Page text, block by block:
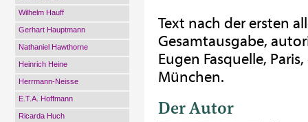
Wilhelm Hauff
Gerhart Hauptmann
Nathaniel Hawthorne
Heinrich Heine
Herrmann-Neisse
E.T.A. Hoffmann
Ricarda Huch
Text nach der ersten
Gesamtausgabe,
Eugen Fasquelle,
München.
Der Autor